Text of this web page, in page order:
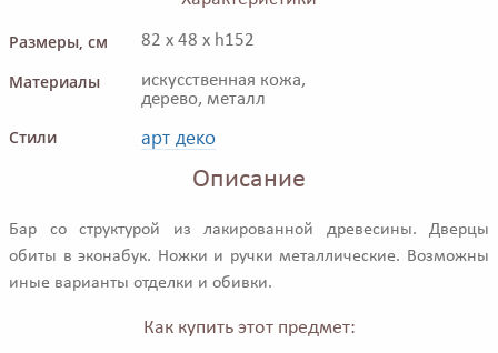
Размеры, см
82 x 48 x h152
Материалы
искусственная кожа,
дерево, металл
Стили арт деко
Описание
Бар со структурой из лакированной древесины. Дверцы
обиты в эконабук. Ножки и ручки металлические. Возможны
иные варианты отделки и обивки.
Как купить этот предмет: